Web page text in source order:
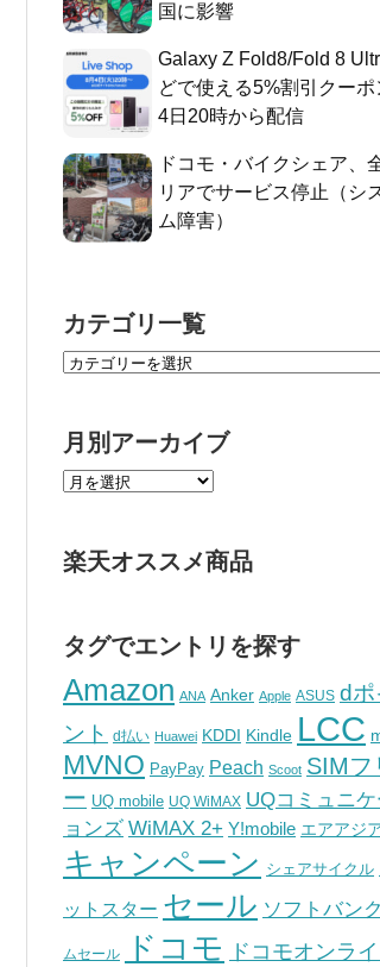
国に影響
Galaxy Z Fold8/Fold 8
どで使える5%割引クーポ
4日20時から配信
ドコモ・バイクシェア、
リアでサービス停止（シ
ム障害）
カテゴリ一覧
月別アーカイブ
楽天オススメ商品
タグでエントリを探す
Amazon ANA Anker Apple ASUS dポ
ント
d払い Huawei KDDI Kindle LCC
MVNO PayPay Peach Scoot SIMフ
ー UQ mobile UQ WiMAX UQコミュニ
ョンズ WiMAX 2+ Y!mobile エアアジ
キャンペーン シェアサイクル
ットスター セール ソフトバンク
ムセール ドコモ
ドコモオンラ